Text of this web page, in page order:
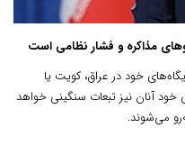
مذاکره و فشار نظامی است
خود در عراق، کویت یا
خود آنان نیز تبعات سنگینی خواهد
می‌شوند.